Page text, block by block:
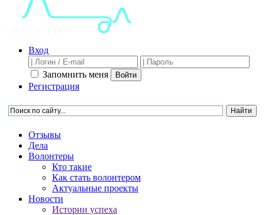
Вход
Запомнить меня Войти
Регистрация
Отзывы
Дела
Волонтеры
Кто такие
Как стать волонтером
Актуальные проекты
Новости
Истории успеха